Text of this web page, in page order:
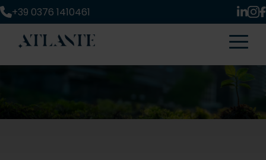
+39 0376 1410461